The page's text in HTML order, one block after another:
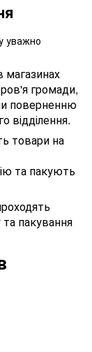
уважно
магазинах
громади,
поверненню
відділення.
товари на
та пакують
та пакування